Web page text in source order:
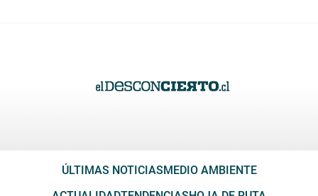
ÚLTIMAS NOTICIASMEDIO AMBIENTE